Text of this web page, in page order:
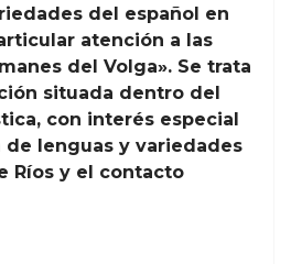
del español en
atención a las
del Volga». Se trata
situada dentro del
con interés especial
lenguas y variedades
Ríos y el contacto